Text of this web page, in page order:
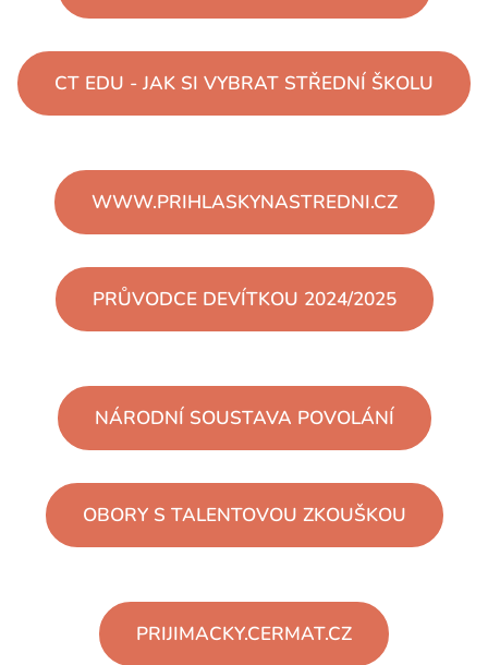
CT EDU - JAK SI VYBRAT STŘEDNÍ ŠKOLU
WWW.PRIHLASKYNASTREDNI.CZ
PRŮVODCE DEVÍTKOU 2024/2025
NÁRODNÍ SOUSTAVA POVOLÁNÍ
OBORY S TALENTOVOU ZKOUŠKOU
PRIJIMACKY.CERMAT.CZ